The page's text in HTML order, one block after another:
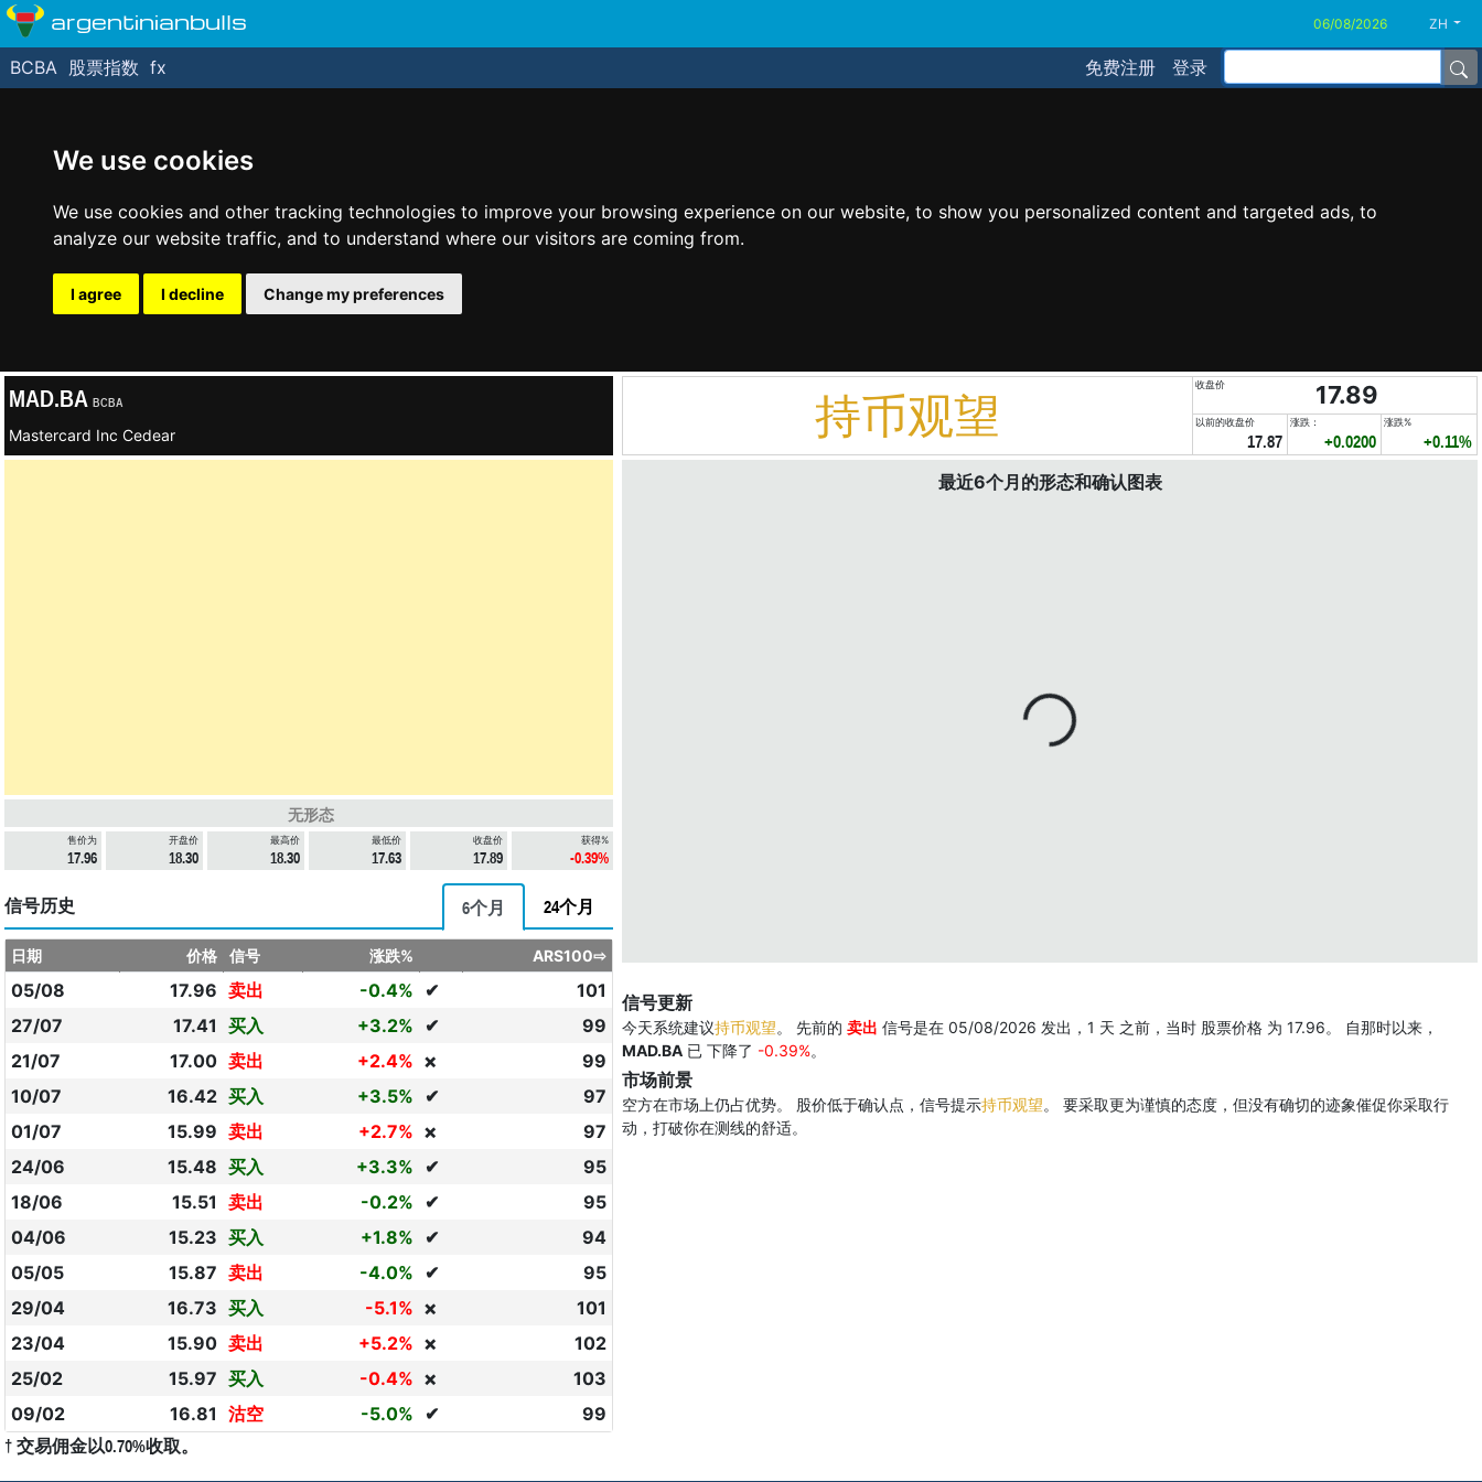
We use cookies
We use cookies and other tracking technologies to improve your browsing experience on our website, to show you personalized content and targeted ads, to
analyze our website traffic, and to understand where our visitors are coming from.
I agree I decline Change my preferences
argentinianbulls ZH
免费注册 登录
BCBA 股票指数 fx
MAD.BA BCBA
Mastercard Inc Cedear 持币观望
收盘价 17.89
以前的收盘价
17.87
涨跌：
+0.0200
涨跌%
+0.11%
无形态
售价为
17.96
开盘价
18.30
最高价
18.30
最低价
17.63
收盘价
17.89
获得%
-0.39%
信号历史 6个月 24个月
日期 价格 信号 涨跌% ARS100⇨
05/08 17.96 卖出 -0.4% ✔
101
27/07
17.41 买入 +3.2% ✔
99
21/07
17.00 卖出 +2.4% ❌
99
10/07
16.42 买入 +3.5% ✔
97
01/07
15.99 卖出 +2.7% ❌
97
24/06
15.48 买入 +3.3% ✔
95
18/06
15.51 卖出 -0.2% ✔
95
04/06
15.23 买入 +1.8% ✔
94
05/05
15.87 卖出 -4.0% ✔
95
29/04
16.73 买入 -5.1% ❌
101
23/04
15.90 卖出 +5.2% ❌
102
25/02
15.97 买入 -0.4% ❌
103
09/02
16.81 沽空 -5.0% ✔ 99
† 交易佣金以0.70%收取。
最近6个月的形态和确认图表
信号更新
今天系统建议持币观望。 先前的 卖出 信号是在 05/08/2026 发出，1 天 之前，当时 股票价格 为 17.96。 自那时以来，
MAD.BA 已 下降了 -0.39%。
市场前景
空方在市场上仍占优势。 股价低于确认点，信号提示持币观望。 要采取更为谨慎的态度，但没有确切的迹象催促你采取行
动，打破你在测线的舒适。